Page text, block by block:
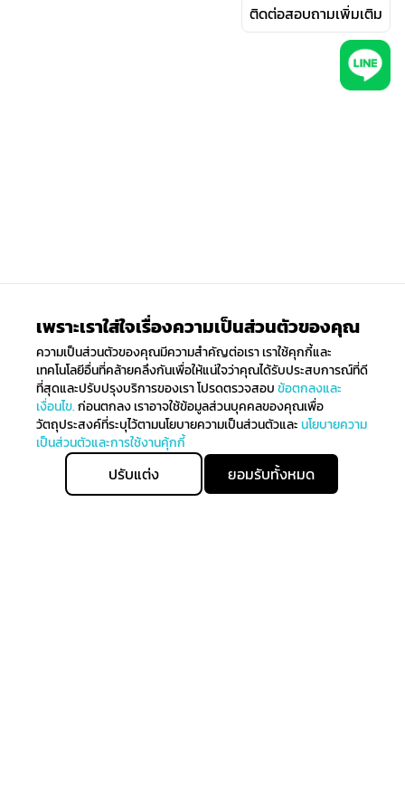
เพิ่มลงตระกร้า ซื้อทันที
เพราะเราใส่ใจเรื่องความเป็นส่วนตัวของคุณ
ความเป็นส่วนตัวของคุณมีความสำคัญต่อเรา เราใช้คุกกี้และ
เทคโนโลยีอื่นที่คล้ายคลึงกันเพื่อให้แน่ใจว่าคุณได้รับประสบการณ์ที่ดี
ที่สุดและปรับปรุงบริการของเรา โปรดตรวจสอบข้อตกลงและ
เงื่อนไข.ก่อนตกลง เราอาจใช้ข้อมูลส่วนบุคคลของคุณเพื่อ
วัตถุประสงค์ที่ระบุไว้ตามนโยบายความเป็นส่วนตัวและนโยบายความ
เป็นส่วนตัวและการใช้งานคุ้กกี้
ปรับแต่ง ยอมรับทั้งหมด
ติดต่อสอบถามเพิ่มเติม